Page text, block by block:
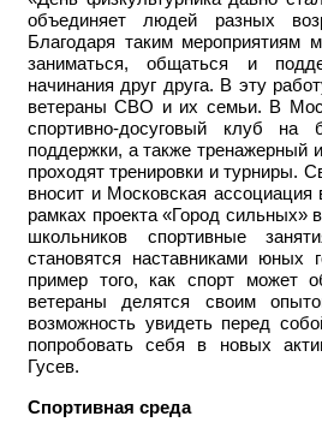
объединяет людей разных
Благодаря таким мероприятиям
заниматься, общаться и
начинания друг друга. В эту
ветераны СВО и их семьи. В
спортивно-досуговый клуб на
поддержки, а также тренажерный
проходят тренировки и турниры.
вносит и Московская
рамках проекта «Город сильных»
школьников спортивные
становятся наставниками юных
пример того, как спорт может
ветераны делятся своим
возможность увидеть перед
попробовать себя в новых
Гусев.
Спортивная среда